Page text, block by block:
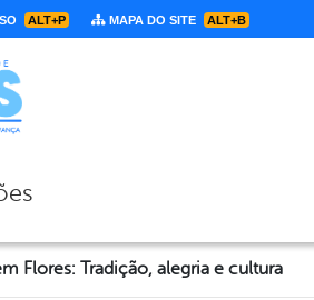
ALT+P MAPA DO SITE ALT+B
Flores: Tradição, alegria e cultura